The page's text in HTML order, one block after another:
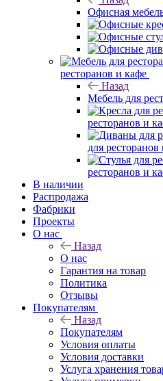
Назад
Офисная
ресторанов и кафе
Назад
Мебель для
ресторанов и
для ресторанов
В наличии
Распродажа
Фабрики
Проекты
О нас
Назад
О нас
Гарантия на товар
Политика
Отзывы
Покупателям
Назад
Покупателям
Условия оплаты